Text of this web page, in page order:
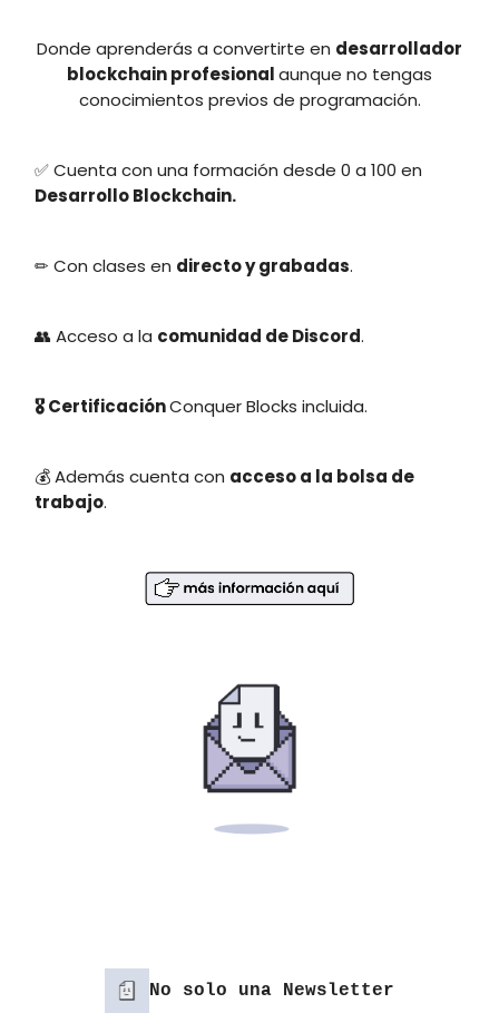
Donde aprenderás a convertirte en desarrollador
blockchain profesionalaunque no tengas
conocimientos previos de programación.
✅ Cuenta con una formación desde 0 a 100 en
Desarrollo Blockchain.
✏ Con clases en directo y grabadas.
👥 Acceso a la comunidad de Discord.
🎖 CertificaciónConquer Blocks incluida.
💰 Además cuenta con acceso a la bolsa de
trabajo.
No solo una Newsletter